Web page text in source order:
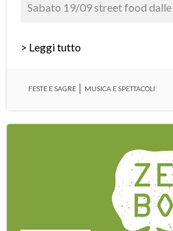
Sabato 19/09 street food dalle
> Leggi tutto
FESTE E SAGRE MUSICA E SPETTACOLI